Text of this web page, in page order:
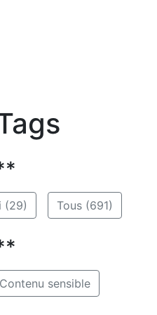
(29) Tous (691)
Contenu sensible